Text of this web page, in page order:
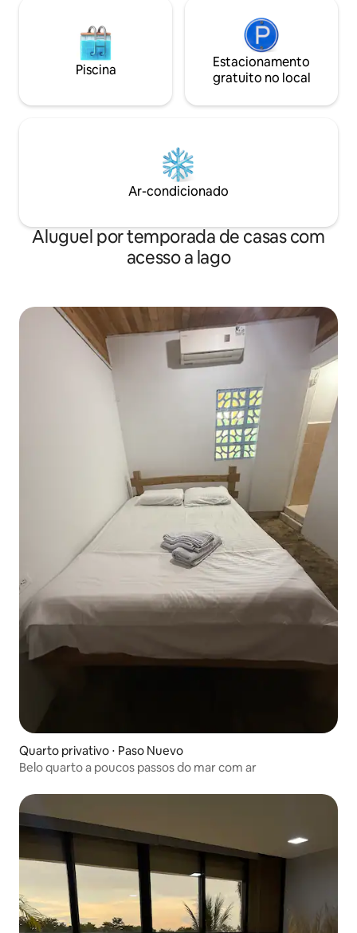
Piscina
Estacionamento
gratuito no local
Ar-condicionado
Aluguel por temporada de casas com
acesso a lago
Quarto privativo ⋅ Paso Nuevo
Belo quarto a poucos passos do mar com ar